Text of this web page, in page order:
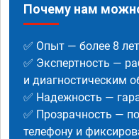
Почему нам
✅ Опыт — более 8
✅ Экспертность —
и диагностическим
✅ Надежность —
✅ Прозрачность —
телефону и